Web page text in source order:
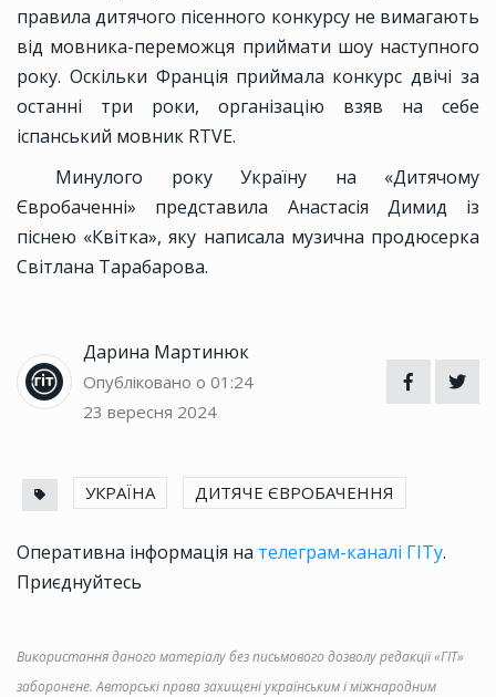
правила дитячого пісенного конкурсу не вимагають
від мовника-переможця приймати шоу наступного
року. Оскільки Франція приймала конкурс двічі за
останні три роки, організацію взяв на себе
іспанський мовник RTVE.
Минулого року Україну на «Дитячому
Євробаченні» представила Анастасія Димид із
піснею «Квітка», яку написала музична продюсерка
Світлана Тарабарова.
Дарина Мартинюк
Опубліковано о 01:24
23 вересня 2024
УКРАЇНА ДИТЯЧЕ ЄВРОБАЧЕННЯ
Оперативна інформація на телеграм-каналі ГІТу.
Приєднуйтесь
Використання даного матеріалу без письмового дозволу редакції «ГІТ»
заборонене. Авторські права захищені українським і міжнародним